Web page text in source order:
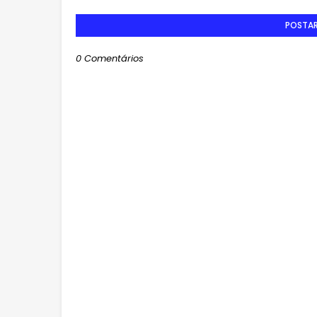
0 Comentários